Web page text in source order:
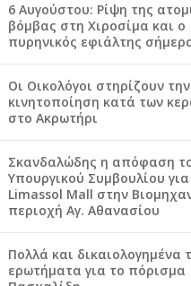
6 Αυγούστου: Ρίψη της
βόμβας στη Χιροσίμα και ο
πυρηνικός εφιάλτης
Οι Οικολόγοι στηρίζουν την
κινητοποίηση κατά των
στο Ακρωτήρι
Σκανδαλώδης η απόφαση
Υπουργικού Συμβουλίου
Limassol Mall στην
περιοχή Αγ. Αθανασίου
Πολλά και δικαιολογημένα
ερωτήματα για το πόρισμα